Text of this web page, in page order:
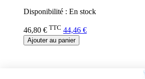
Disponibilité : En stock
46,80 € TTC 44,46 €
Ajouter au panier